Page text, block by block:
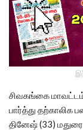
சிவகங்கை
பார்த்து தற்காலிக
தினேஷ் (33)